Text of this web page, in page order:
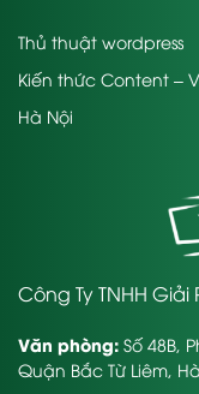
Thủ thuật wordpress
Kiến thức Content –
Hà Nội
Công Ty TNHH
Văn phòng: Số 48B,
Quận Bắc Từ Liêm,